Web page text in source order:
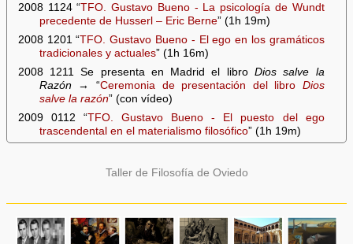
2008 1124 “TFO. Gustavo Bueno - La psicología de Wundt
precedente de Husserl – Eric Berne” (1h 19m)
2008 1201 “TFO. Gustavo Bueno - El ego en los gramáticos
tradicionales y actuales” (1h 16m)
2008 1211 Se presenta en Madrid el libroDios salve la
Razón→ “Ceremonia de presentación del libro Dios
salve la razón” (con vídeo)
2009 0112 “TFO. Gustavo Bueno - El puesto del ego
trascendental en el materialismo filosófico” (1h 19m)
Taller de Filosofía de Oviedo